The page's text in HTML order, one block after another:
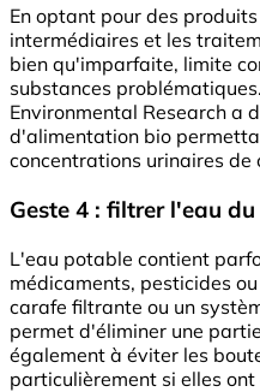
En optant pour des
intermédiaires et les
bien qu'imparfaite, limite
substances
Environmental Research a
d'alimentation bio
concentrations urinaires de
Geste 4 : filtrer l'eau
L'eau potable contient
médicaments, pesticides
carafe filtrante ou un
permet d'éliminer une
également à éviter les
particulièrement si elles